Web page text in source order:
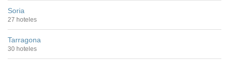
Soria
27 hoteles
Tarragona
30 hoteles